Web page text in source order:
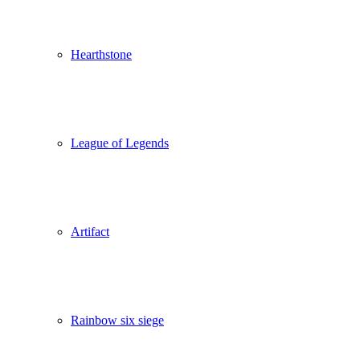
Hearthstone
League of Legends
Artifact
Rainbow six siege